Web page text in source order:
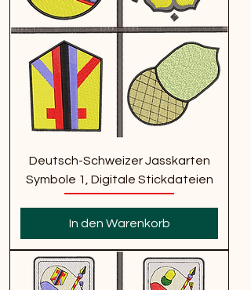
Deutsch-Schweizer Jasskarten
Symbole 1, Digitale Stickdateien
In den Warenkorb